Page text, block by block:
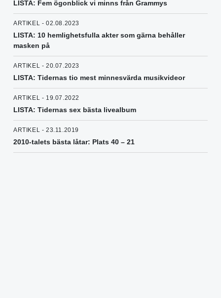
LISTA: Fem ögonblick vi minns från Grammys
ARTIKEL - 02.08.2023
LISTA: 10 hemlighetsfulla akter som gärna behåller
masken på
ARTIKEL - 20.07.2023
LISTA: Tidernas tio mest minnesvärda musikvideor
ARTIKEL - 19.07.2022
LISTA: Tidernas sex bästa livealbum
ARTIKEL - 23.11.2019
2010-talets bästa låtar: Plats 40 – 21